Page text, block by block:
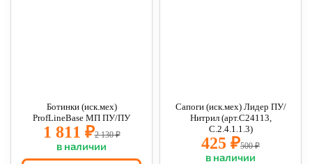
Ботинки (иск.мех)
ProfLineBase МП ПУ/ПУ
1 811 ₽2 130 ₽
в наличии
Сапоги (иск.мех) Лидер ПУ/
Нитрил (арт.С24113,
С.2.4.1.1.3)
425 ₽500 ₽
в наличии